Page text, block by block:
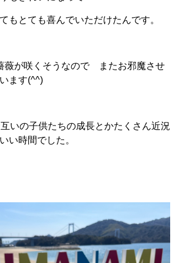
もとても喜んでいただけたんです。
薇が咲くそうなので またお邪魔させ
ます(^^)
いの子供たちの成長とかたくさん近況
い時間でした。